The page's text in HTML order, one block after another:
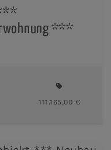
***
***
111.165,00 €